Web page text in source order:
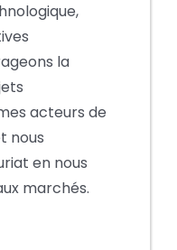
la
acteurs de
nous
en nous
marchés.